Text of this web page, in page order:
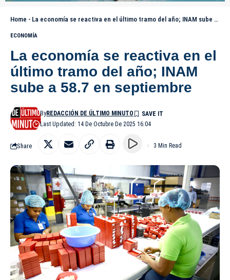
Home - La economía se reactiva en el último tramo del año; INAM sube a 58.7 en septiembre
ECONOMÍA
La economía se reactiva en el
último tramo del año; INAM
sube a 58.7 en septiembre
Last Updated: 14 De Octubre De 2025 16:04
ByREDACCIÓN DE ÚLTIMO MINUTO
Share 3 Min Read